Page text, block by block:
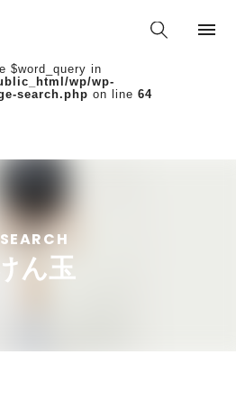
$words in
wp/wp-
search.php
$word_query in
wp/wp-
search.php on line 64
SEARCH
ん玉